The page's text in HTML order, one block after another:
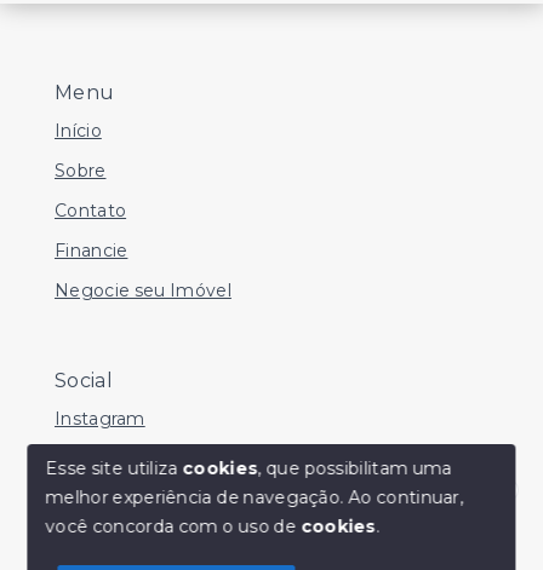
Menu
Início
Sobre
Contato
Financie
Negocie seu Imóvel
Social
Instagram
Facebook
Youtube
Olá! Estamos disponíveis para te ajudar.
Esse site utiliza cookies, que possibilitam uma
melhor experiência de navegação.Ao continuar,
você concorda com o uso de cookies.